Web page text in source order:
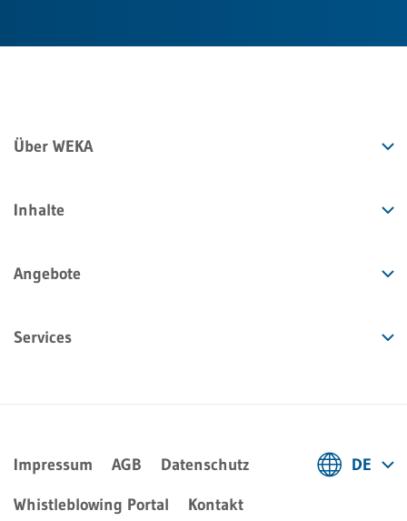
Über WEKA
Inhalte
Angebote
Services
Impressum AGB
Datenschutz
Whistleblowing Portal
Kontakt
DE